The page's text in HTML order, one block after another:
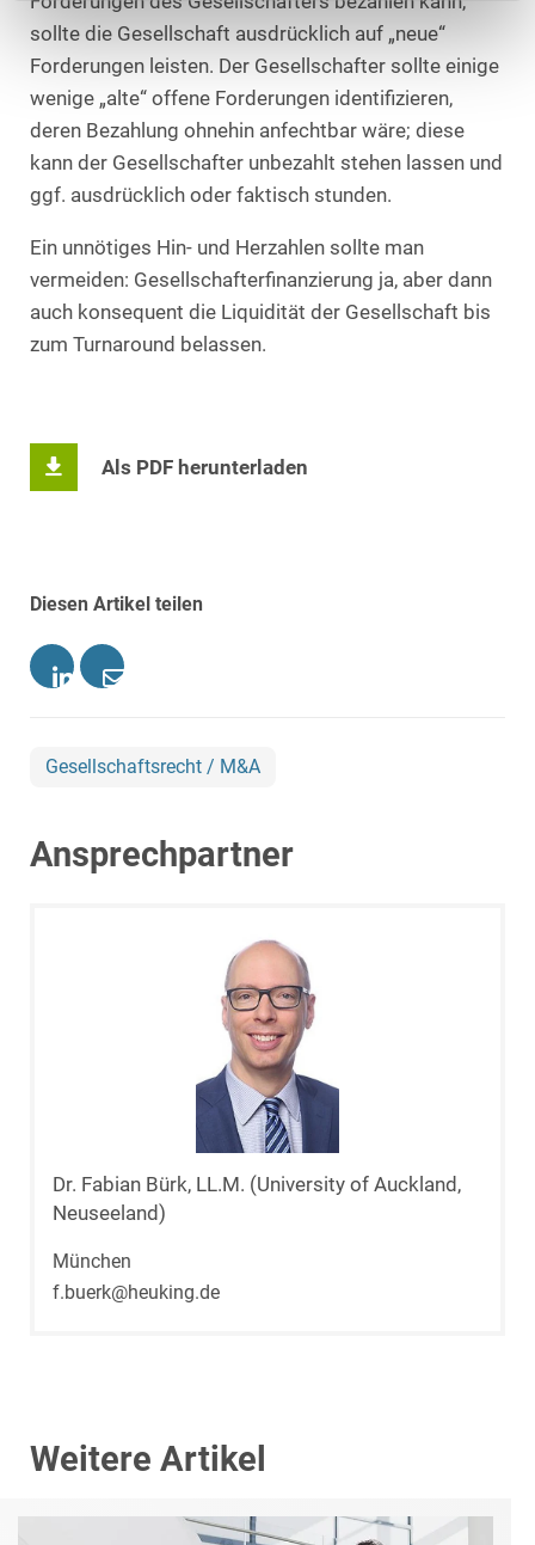
sollte die Gesellschaft ausdrücklich auf „neue“
Forderungen leisten. Der Gesellschafter sollte einige
wenige „alte“ offene Forderungen identifizieren,
deren Bezahlung ohnehin anfechtbar wäre; diese
kann der Gesellschafter unbezahlt stehen lassen und
ggf. ausdrücklich oder faktisch stunden.
Ein unnötiges Hin- und Herzahlen sollte man
vermeiden: Gesellschafterfinanzierung ja, aber dann
auch konsequent die Liquidität der Gesellschaft bis
zum Turnaround belassen.
Als PDF herunterladen
Diesen Artikel teilen
Gesellschaftsrecht / M&A
Ansprechpartner
Dr. Fabian Bürk, LL.M. (University of Auckland,
Neuseeland)
München
f.buerk@heuking.de
Weitere Artikel